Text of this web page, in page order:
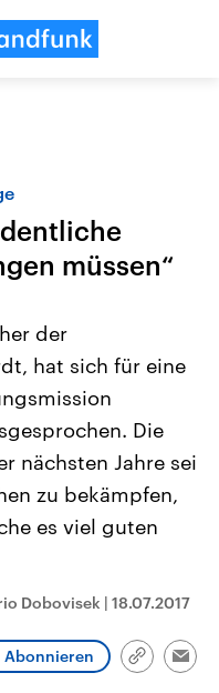
Aktuelle Beiträge,
Hintergründe
Wirtschaftlich und
gehören die Vereinigten
den mächtigsten Ländern
mit großem Einfluss auf
aktuelle Weltgeschehen.
müssen“
der
hat sich für eine
Die
nächsten Jahre sei
zu bekämpfen,
es viel guten
Dobovisek | 18.07.2017
Abonnieren
Link